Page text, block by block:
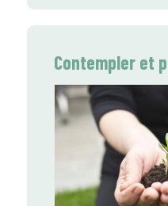
Contempler et